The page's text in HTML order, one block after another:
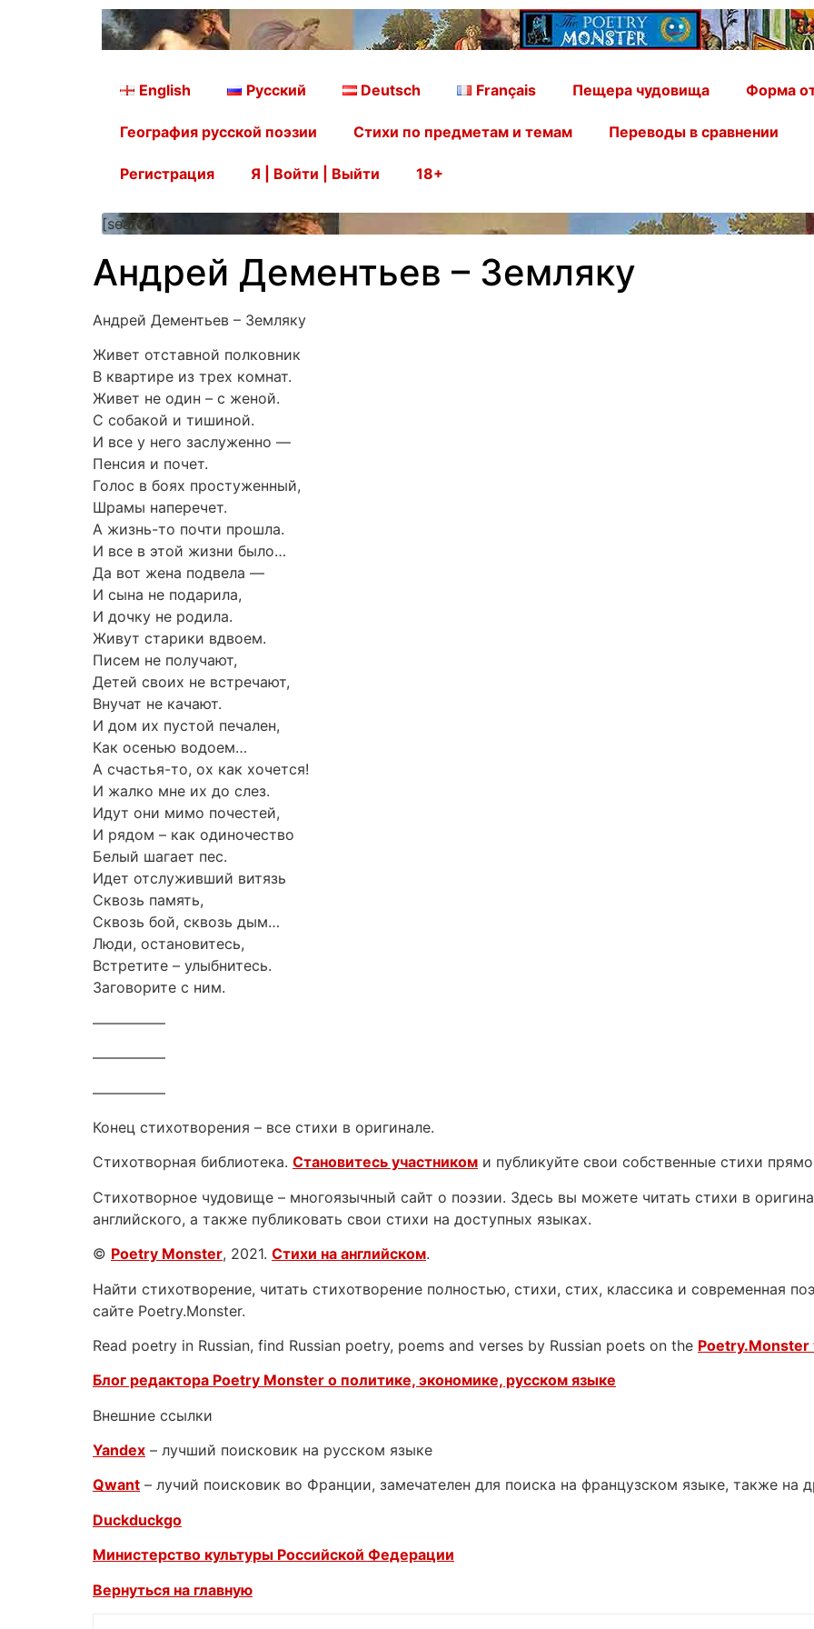
English Русский Deutsch Français Пещера чудовища Форма
География русской поэзии Стихи по предметам и темам Переводы в сравнении
Регистрация Я | Войти | Выйти 18+
[searchform]
Андрей Дементьев – Земляку
Андрей Дементьев – Земляку
Живет отставной полковник
В квартире из трех комнат.
Живет не один – с женой.
С собакой и тишиной.
И все у него заслуженно —
Пенсия и почет.
Голос в боях простуженный,
Шрамы наперечет.
А жизнь-то почти прошла.
И все в этой жизни было…
Да вот жена подвела —
И сына не подарила,
И дочку не родила.
Живут старики вдвоем.
Писем не получают,
Детей своих не встречают,
Внучат не качают.
И дом их пустой печален,
Как осенью водоем…
А счастья-то, ох как хочется!
И жалко мне их до слез.
Идут они мимо почестей,
И рядом – как одиночество
Белый шагает пес.
Идет отслуживший витязь
Сквозь память,
Сквозь бой, сквозь дым…
Люди, остановитесь,
Встретите – улыбнитесь.
Заговорите с ним.
—————
—————
—————
Конец стихотворения – все стихи в оригинале.
Стихотворная библиотека. Становитесь участником и публикуйте свои собственные стихи
Стихотворное чудовище – многоязычный сайт о поэзии. Здесь вы можете читать стихи в
английского, а также публиковать свои стихи на доступных языках.
© Poetry Monster, 2021. Стихи на английском.
Найти стихотворение, читать стихотворение полностью, стихи, стих, классика и современная
сайте Poetry.Monster.
Read poetry in Russian, find Russian poetry, poems and verses by Russian poets on the
Блог редактора Poetry Monster о политике, экономике, русском языке
Внешние ссылки
Yandex – лучший поисковик на русском языке
Qwant – лучий поисковик во Франции, замечателен для поиска на французском языке, также на
Duckduckgo
Министерство культуры Российской Федерации
Вернуться на главную